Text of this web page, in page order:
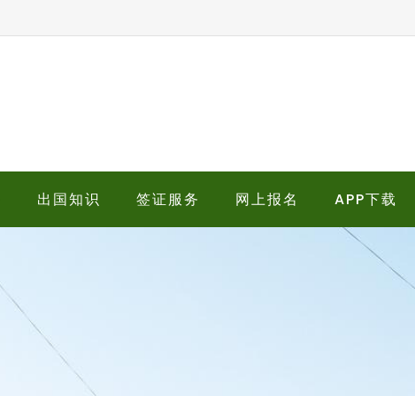
出国知识 签证服务 网上报名 APP下载